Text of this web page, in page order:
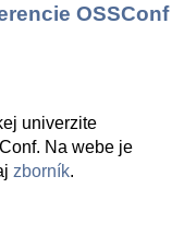
OSSConf
univerzite
Na webe je
zborník.